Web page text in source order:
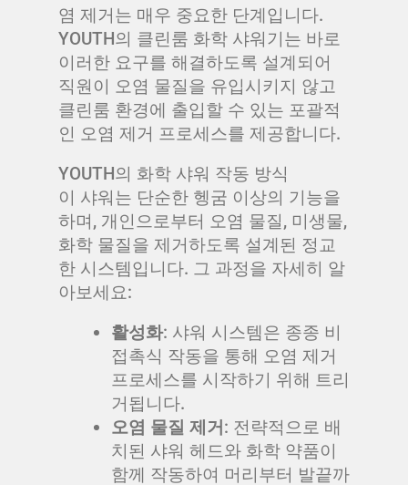
염 제거는 매우 중요한 단계입니다.
YOUTH의 클린룸 화학 샤워기는 바로
이러한 요구를 해결하도록 설계되어
직원이 오염 물질을 유입시키지 않고
클린룸 환경에 출입할 수 있는 포괄적
인 오염 제거 프로세스를 제공합니다.
YOUTH의 화학 샤워 작동 방식
이 샤워는 단순한 헹굼 이상의 기능을
하며, 개인으로부터 오염 물질, 미생물,
화학 물질을 제거하도록 설계된 정교
한 시스템입니다. 그 과정을 자세히 알
아보세요:
활성화: 샤워 시스템은 종종 비
접촉식 작동을 통해 오염 제거
프로세스를 시작하기 위해 트리
거됩니다.
오염 물질 제거 : 전략적으로 배
치된 샤워 헤드와 화학 약품이
함께 작동하여 머리부터 발끝까